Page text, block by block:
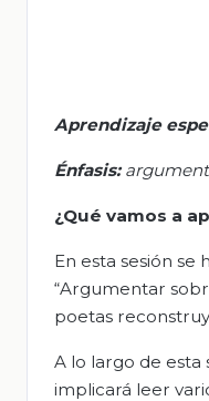
Aprendizaje
Énfasis:a
¿Qué vamos a
En esta sesión
“Argumentar
poetas
A lo largo de esta
implicará leer